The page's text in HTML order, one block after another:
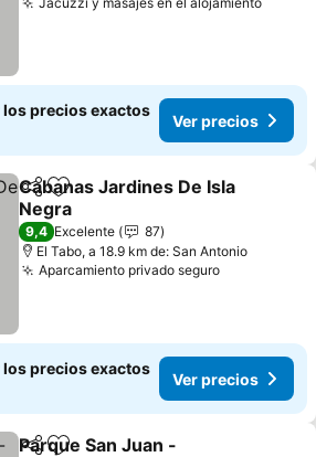
Ver
los precios exactos
Ver precios
CompartirAgregar a favoritos
Cabanas Jardines De Isla
Negra
Ver precios
9,4 Excelente
87
El Tabo, a 18.9 km de: San Antonio
Aparcamiento privado seguroVer precios
los precios exactos
Ver precios
Parque San Juan -